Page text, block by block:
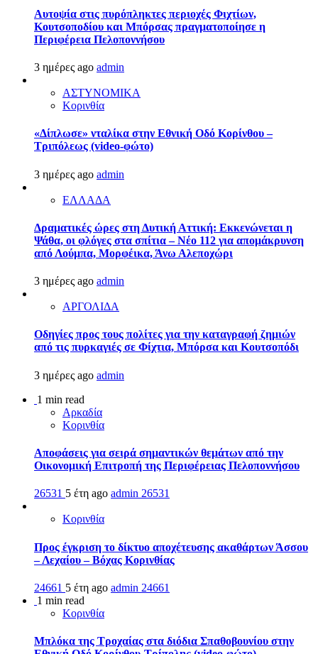
Αυτοψία στις πυρόπληκτες περιοχές Φιχτίων,
Κουτσοποδίου και Μπόρσας πραγματοποίησε η
Περιφέρεια Πελοποννήσου
3 ημέρες ago admin
ΑΣΤΥΝΟΜΙΚΑ
Κορινθία
«Δίπλωσε» νταλίκα στην Εθνική Oδό Κορίνθου –
Τριπόλεως (video-φώτο)
3 ημέρες ago admin
ΕΛΛΑΔΑ
Δραματικές ώρες στη Δυτική Αττική: Εκκενώνεται η
Ψάθα, οι φλόγες στα σπίτια – Νέο 112 για απομάκρυνση
από Λούμπα, Μορφέικα, Άνω Αλεποχώρι
3 ημέρες ago admin
ΑΡΓΟΛΙΔΑ
Οδηγίες προς τους πολίτες για την καταγραφή ζημιών
από τις πυρκαγιές σε Φίχτια, Μπόρσα και Κουτσοπόδι
3 ημέρες ago admin
1 min read
Αρκαδία
Κορινθία
Αποφάσεις για σειρά σημαντικών θεμάτων από την
Οικονομική Επιτροπή της Περιφέρειας Πελοποννήσου
26531 5 έτη ago admin 26531
Κορινθία
Προς έγκριση το δίκτυο αποχέτευσης ακαθάρτων Άσσου
– Λεχαίου – Βόχας Κορινθίας
24661 5 έτη ago admin 24661
1 min read
Κορινθία
Μπλόκα της Τροχαίας στα διόδια Σπαθοβουνίου στην